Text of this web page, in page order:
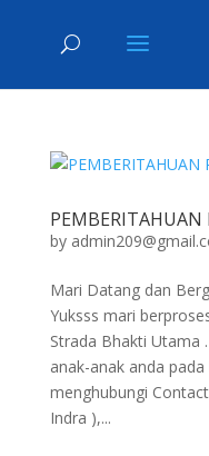
by
Mari Datang dan
Yuksss mari
Strada Bhakti Utama
anak-anak anda
menghubungi
Indra ),...